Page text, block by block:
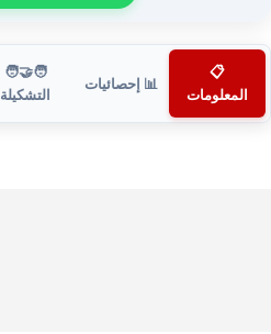
📋
المعلومات
📊 إحصائيات
🧑‍🤝‍🧑
التشكيلة